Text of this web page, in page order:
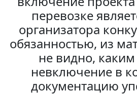
перевозке
организатора
обязанностью, из
не видно,
невключение в
документацию